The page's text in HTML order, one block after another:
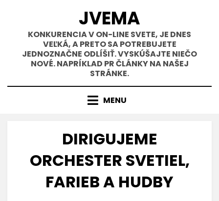
JVEMA
KONKURENCIA V ON-LINE SVETE, JE DNES
VEĽKÁ, A PRETO SA POTREBUJETE
JEDNOZNAČNE ODLÍŠIŤ. VYSKÚŠAJTE NIEČO
NOVÉ. NAPRÍKLAD PR ČLÁNKY NA NAŠEJ
STRÁNKE.
MENU
DIRIGUJEME
ORCHESTER SVETIEL,
FARIEB A HUDBY